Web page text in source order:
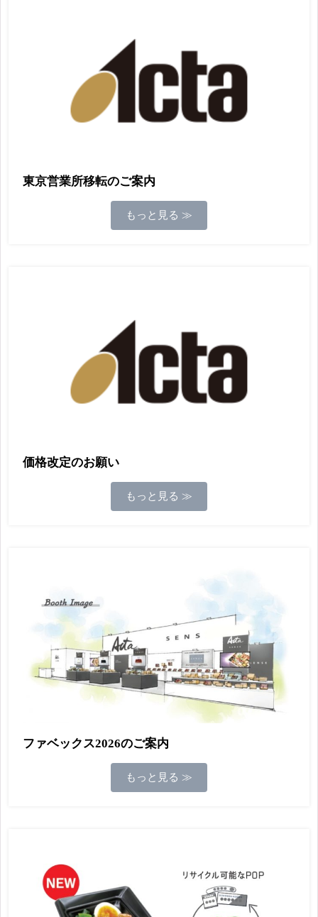
東京営業所移転のご案内
もっと見る ≫
価格改定のお願い
もっと見る ≫
ファベックス2026のご案内
もっと見る ≫